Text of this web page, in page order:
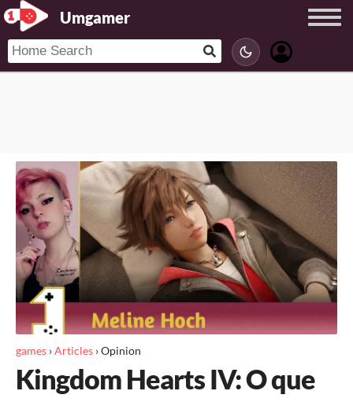
Umgamer
games ›Articles ›Opinion
Kingdom Hearts IV: O que